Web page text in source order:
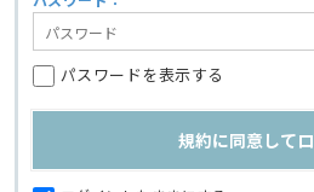
パスワードを表示する